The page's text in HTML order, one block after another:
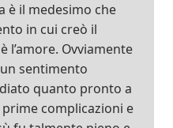
è il medesimo che
in cui creò il
l’amore. Ovviamente
sentimento
quanto pronto a
complicazioni e